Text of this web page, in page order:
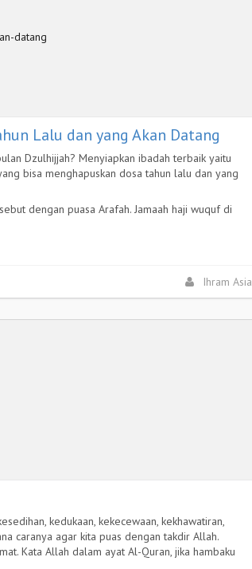
Lalu dan yang Akan Datang
Dzulhijjah? Menyiapkan ibadah terbaik yaitu
bisa menghapuskan dosa tahun lalu dan yang
dengan puasa Arafah. Jamaah haji wuquf di
Ihram Asia
kedukaan, kekecewaan, kekhawatiran,
caranya agar kita puas dengan takdir Allah.
Kata Allah dalam ayat Al-Quran, jika hambaku